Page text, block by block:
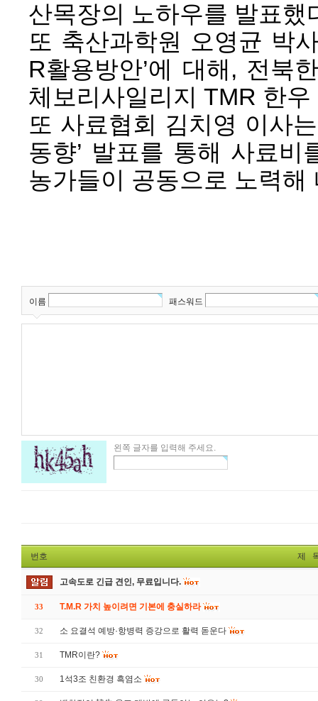
산목장의 노하우를 발표했
또 축산과학원 오영균 박
R활용방안’에 대해, 전북
체보리사일리지 TMR 한
또 사료협회 김치영 이사
동향’ 발표를 통해 사료
농가들이 공동으로 노력
이름 패스워드
왼쪽 글자를 입력해 주세요.
번호 제
고속도로 긴급 견인, 무료입니다.
33 T.M.R 가치 높이려면 기본에 충실하라
32 소 요결석 예방·항병력 증강으로 활력 돋운다
31 TMR이란?
30 1석3조 친환경 흑염소